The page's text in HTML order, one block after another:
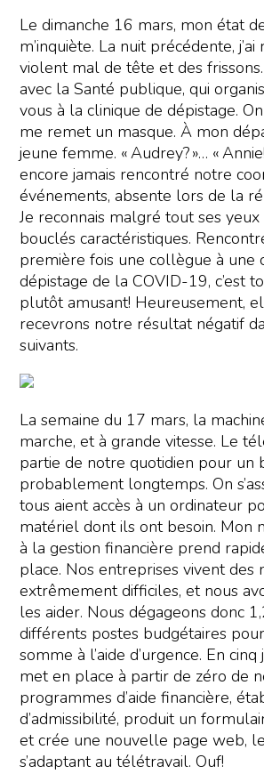
Le dimanche 16 mars, mon état
m’inquiète. La nuit précédente, j’ai
violent mal de tête et des
avec la Santé publique, qui
vous à la clinique de dépistage.
me remet un masque. À mon
jeune femme. « Audrey? »… « Annie!
encore jamais rencontré notre
événements, absente lors de la
Je reconnais malgré tout ses
bouclés caractéristiques.
première fois une collègue à une
dépistage de la COVID-19, c’est
plutôt amusant! Heureusement,
recevrons notre résultat négatif
suivants.
La semaine du 17 mars, la
marche, et à grande vitesse. Le
partie de notre quotidien pour un
probablement longtemps. On
tous aient accès à un ordinateur
matériel dont ils ont besoin. Mon
à la gestion financière prend
place. Nos entreprises vivent des
extrêmement difficiles, et nous
les aider. Nous dégageons donc
différents postes budgétaires
somme à l’aide d’urgence. En cinq
met en place à partir de zéro de
programmes d’aide financière,
d’admissibilité, produit un
et crée une nouvelle page web,
s’adaptant au télétravail. Ouf!